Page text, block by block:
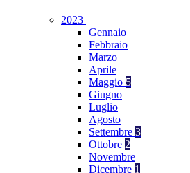
2023
Gennaio
Febbraio
Marzo
Aprile
Maggio 5
Giugno
Luglio
Agosto
Settembre 3
Ottobre 2
Novembre
Dicembre 1